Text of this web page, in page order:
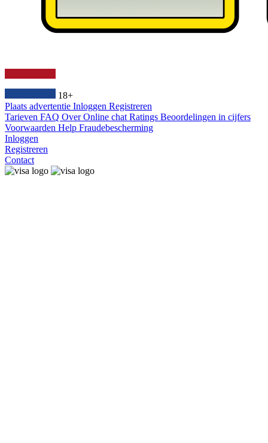
18+
Plaats advertentie Inloggen Registreren
Tarieven FAQ OverOnline chat Ratings Beoordelingen in cijfers
Voorwaarden Help Fraudebescherming
Inloggen
Registreren
Contact